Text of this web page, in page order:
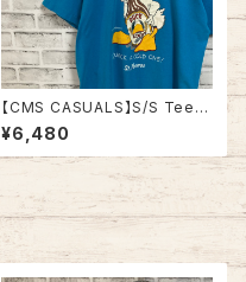
【CMS CASUALS】S/S Tee L
80s-90s Made in USA “DU
CK LIGHT” vintage USA製
ダックライト アニマル ビール ア
ステッチ アメリカ USA レトロ
古着
¥6,480